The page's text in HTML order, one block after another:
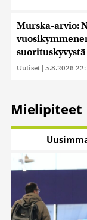
Murska-arvio:
suorituskyvystä
Uutiset | 5.8.2026
Mielipiteet